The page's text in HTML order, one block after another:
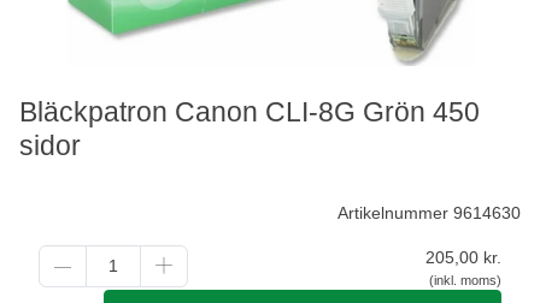
Artikelnummer 9614630
205,00 kr.
(inkl. moms)
Bläckpatron Canon CLI-8G Grön 450
sidor